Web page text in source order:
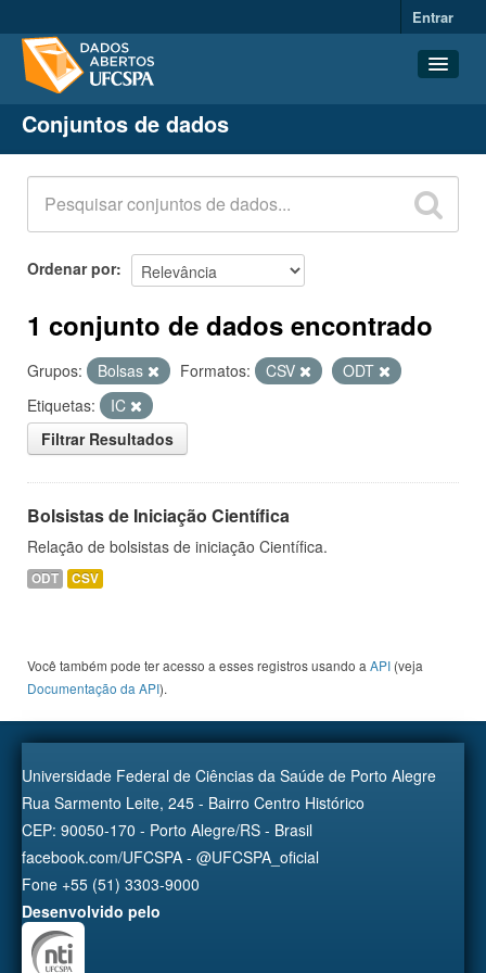
Entrar
Conjuntos de dados
Organizações
Grupos
Sobre
Conjuntos de dados
Ordenar por
1 conjunto de dados encontrado
Grupos: Bolsas Formatos: CSV
ODT
Etiquetas:
IC
Filtrar Resultados
Bolsistas de Iniciação Científica
Relação de bolsistas de iniciação Científica.
ODT CSV
Você também pode ter acesso a esses registros usando a API (veja
Documentação da API).
Universidade Federal de Ciências da Saúde de Porto Alegre
Rua Sarmento Leite, 245 - Bairro Centro Histórico
CEP: 90050-170 - Porto Alegre/RS - Brasil
facebook.com/UFCSPA - @UFCSPA_oficial
Fone +55 (51) 3303-9000
Desenvolvido pelo